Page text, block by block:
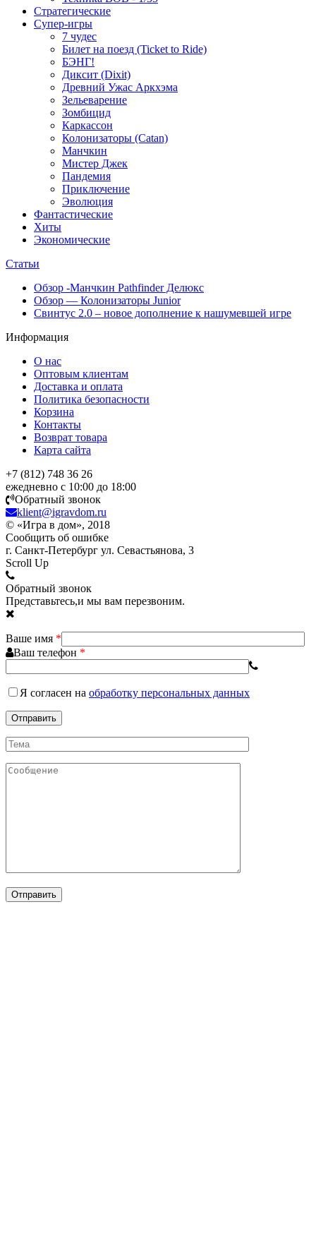
Стратегические
Супер-игры
7 чудес
Билет на поезд (Ticket to Ride)
БЭНГ!
Диксит (Dixit)
Древний Ужас Аркхэма
Зельеварение
Зомбицид
Каркассон
Колонизаторы (Catan)
Манчкин
Мистер Джек
Пандемия
Приключение
Эволюция
Фантастические
Хиты
Экономические
Статьи
Обзор -Манчкин Pathfinder Делюкс
Обзор — Колонизаторы Junior
Свинтус 2.0 – новое дополнение к нашумевшей игре
Информация
О нас
Оптовым клиентам
Доставка и оплата
Политика безопасности
Корзина
Контакты
Возврат товара
Карта сайта
+7 (812) 748 36 26
ежедневно с 10:00 до 18:00
Обратный звонок
klient@igravdom.ru
© «Игра в дом», 2018
Сообщить об ошибке
г. Санкт-Петербург ул. Севастьянова, 3
Scroll Up
Обратный звонок
Представьтесь,и мы вам перезвоним.
Ваше имя *
Ваш телефон *
Я согласен на обработку персональных данных